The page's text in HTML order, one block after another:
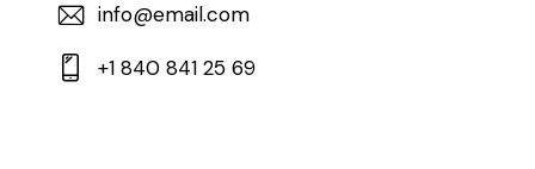
info@email.com
+1 840 841 25 69